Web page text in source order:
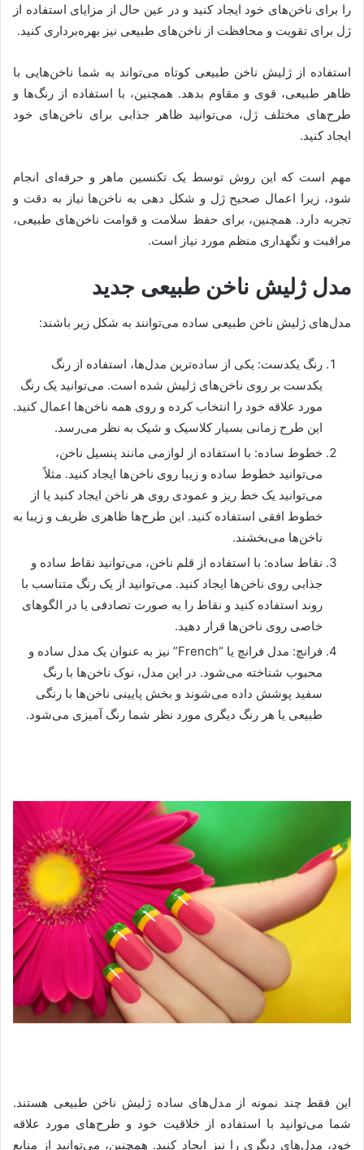
را برای ناخن‌های خود ایجاد کنید و در عین حال از مزایای استفاده از
ژل برای تقویت و محافظت از ناخن‌های طبیعی نیز بهره‌برداری کنید.
استفاده از ژلیش ناخن طبیعی کوتاه می‌تواند به شما ناخن‌هایی با
ظاهر طبیعی، قوی و مقاوم بدهد. همچنین، با استفاده از رنگ‌ها و
طرح‌های مختلف ژل، می‌توانید ظاهر جذابی برای ناخن‌های خود
ایجاد کنید.
مهم است که این روش توسط یک تکنسین ماهر و حرفه‌ای انجام
شود، زیرا اعمال صحیح ژل و شکل دهی به ناخن‌ها نیاز به دقت و
تجربه دارد. همچنین، برای حفظ سلامت و قوامت ناخن‌های طبیعی،
مراقبت و نگهداری منظم مورد نیاز است.
مدل ژلیش ناخن طبیعی جدید
مدل‌های ژلیش ناخن طبیعی ساده می‌توانند به شکل زیر باشند:
رنگ یکدست: یکی از ساده‌ترین مدل‌ها، استفاده از رنگ
یکدست بر روی ناخن‌های ژلیش شده است. می‌توانید یک رنگ
مورد علاقه خود را انتخاب کرده و روی همه ناخن‌ها اعمال کنید.
این طرح زمانی بسیار کلاسیک و شیک به نظر می‌رسد.
خطوط ساده: با استفاده از لوازمی مانند پنسیل ناخن،
می‌توانید خطوط ساده و زیبا روی ناخن‌ها ایجاد کنید. مثلاً
می‌توانید یک خط ریز و عمودی روی هر ناخن ایجاد کنید یا از
خطوط افقی استفاده کنید. این طرح‌ها ظاهری ظریف و زیبا به
ناخن‌ها می‌بخشند.
نقاط ساده: با استفاده از قلم ناخن، می‌توانید نقاط ساده و
جذابی روی ناخن‌ها ایجاد کنید. می‌توانید از یک رنگ متناسب با
روند استفاده کنید و نقاط را به صورت تصادفی یا در الگوهای
خاصی روی ناخن‌ها قرار دهید.
فرانچ: مدل فرانچ یا “French” نیز به عنوان یک مدل ساده و
محبوب شناخته می‌شود. در این مدل، نوک ناخن‌ها با رنگ
سفید پوشش داده می‌شوند و بخش پایینی ناخن‌ها با رنگی
طبیعی یا هر رنگ دیگری مورد نظر شما رنگ آمیزی می‌شود.
این فقط چند نمونه از مدل‌های ساده ژلیش ناخن طبیعی هستند.
شما می‌توانید با استفاده از خلاقیت خود و طرح‌های مورد علاقه
خود، مدل‌های دیگری را نیز ایجاد کنید. همچنین، می‌توانید از منابع